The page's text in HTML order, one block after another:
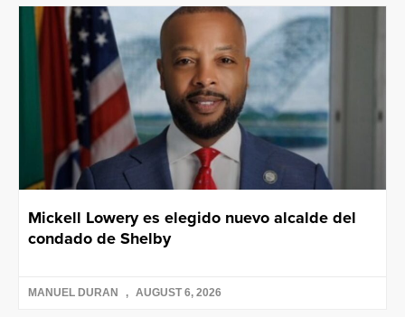
Mickell Lowery es elegido nuevo alcalde del
condado de Shelby
MANUEL DURAN AUGUST 6, 2026